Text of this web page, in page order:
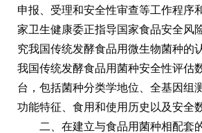
申报、受理和安全性审查等工作程序
家卫生健康委正指导国家食品安全风
究我国传统发酵食品用微生物菌种的
我国传统发酵食品用菌种安全性评估
台，包括菌种分类学地位、全基因组
功能特征、食用和使用历史以及安全
二、在建立与食品用菌种相配套